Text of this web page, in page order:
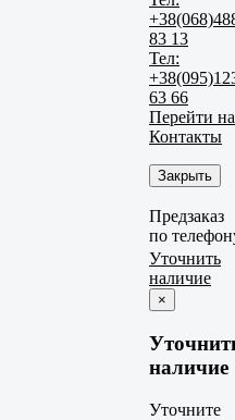
83 13
Тел:
63 66
Перейти на
Контакты
Закрыть
Предзаказ
по
Уточнить
наличие
×
наличие
Уточните